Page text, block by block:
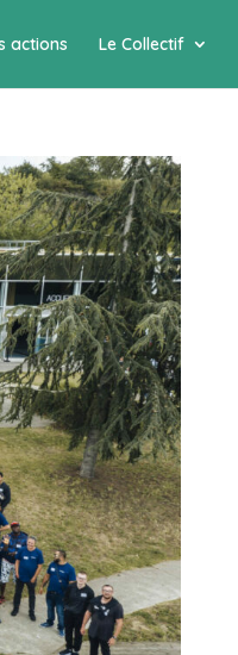
actions Le Collectif